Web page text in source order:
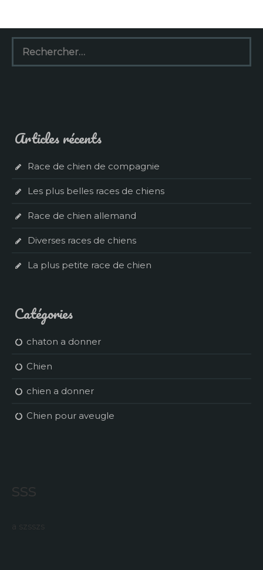
Rechercher :
Articles récents
Race de chien de compagnie
Les plus belles races de chiens
Race de chien allemand
Diverses races de chiens
La plus petite race de chien
Catégories
chaton a donner
Chien
chien a donner
Chien pour aveugle
sss
a szsszs